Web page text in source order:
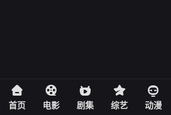
首页 电影 剧集 综艺 动漫